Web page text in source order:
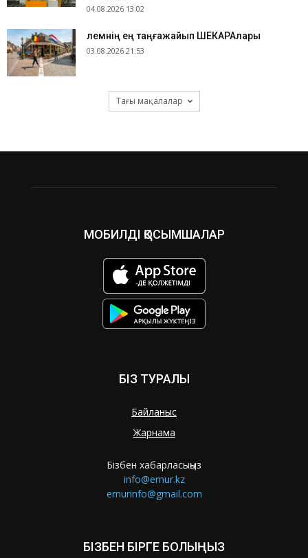
04.08.2026 13:02
​Әлемнің ең таңғажайып ШЕКАРАлары
03.08.2026 21:53
Тағы мақалалар
МОБИЛДІ ҚОСЫМШАЛАР
БІЗ ТУРАЛЫ
Байланыс
Жарнама
Бізбен хабарласыңыз
info@ernur.kz
ernurinfo@gmail.com
БІЗБЕН БІРГЕ БОЛЫҢЫЗ